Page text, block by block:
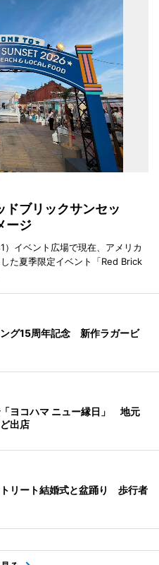
ドブリックサンセッ
ージ
イベント広場で現在、アメリカ
た夏季限定イベント「Red Brick
グ15周年記念 新作ラガービ
ヨコハマ ニュー縁日」 地元
出店
リート結婚式と盆踊り 歩行者